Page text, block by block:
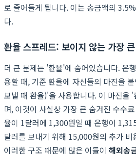
로 줄어들게 됩니다. 이는 송금액의
다.
환율 스프레드: 보이지 않는 가장
더 큰 문제는 '환율'에 숨어있습니다. 은
용할 때, 기준 환율에 자신들의 마진을
보낼 때 환율)'을 사용합니다. 이 마진을
며, 이것이 사실상 가장 큰 숨겨진 수수
율이 1달러에 1,300원일 때 은행이
달러를 보내기 위해 15,000원의 추가
이러한 구조 때문에 많은 이들이 해외송